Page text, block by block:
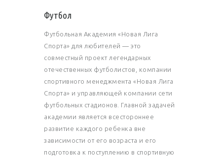
Футбол
Футбольная Академия «Новая Лига
Спорта» для любителей — это
совместный проект легендарных
отечественных футболистов, компании
спортивного менеджмента «Новая Лига
Спорта» и управляющей компании сети
футбольных стадионов. Главной задачей
академии является всестороннее
развитие каждого ребенка вне
зависимости от его возраста и его
подготовка к поступлению в спортивную